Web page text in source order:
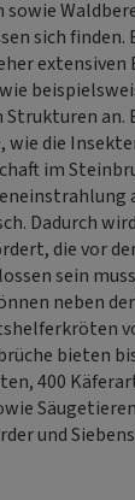
sich finden.
extensiven
an.
wie die
im
Dadurch
die vor
sein
neben
bieten
400
und